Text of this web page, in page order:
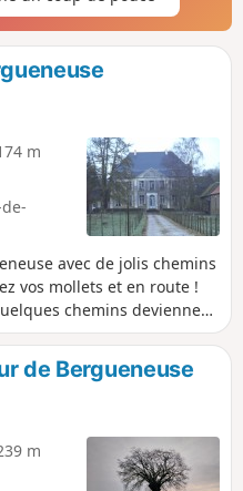
m
avec de jolis chemins
vos mollets et en route !
chemins deviennent
et (6) notamment) ce qui
parcours.
de Bergueneuse
m